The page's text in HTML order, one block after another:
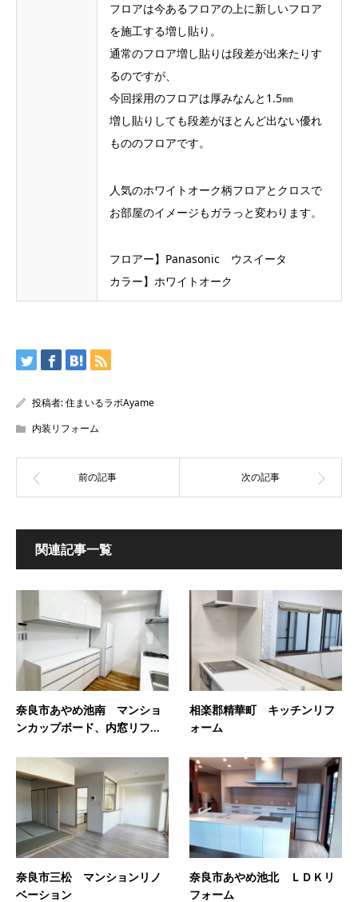
フロアは今あるフロアの上に新しいフロア
を施工する増し貼り。
通常のフロア増し貼りは段差が出来たりす
るのですが、
今回採用のフロアは厚みなんと1.5㎜
増し貼りしても段差がほとんど出ない優れ
もののフロアです。
人気のホワイトオーク柄フロアとクロスで
お部屋のイメージもガラっと変わります。
フロアー】Panasonic ウスイータ
カラー】ホワイトオーク
投稿者:住まいるラボAyame
内装リフォーム
関連記事一覧
奈良市あやめ池南 マンショ
ンカップボード、内窓リフ...
相楽郡精華町 キッチンリフ
ォーム
奈良市三松 マンションリノ
ベーション
奈良市あやめ池北 ＬＤＫリ
フォーム